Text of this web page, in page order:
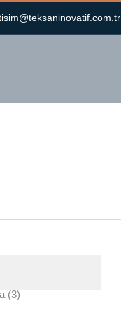
(3)